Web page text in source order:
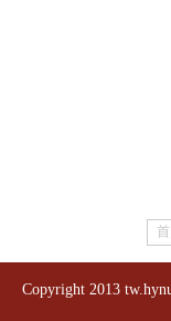
Copyright 2013